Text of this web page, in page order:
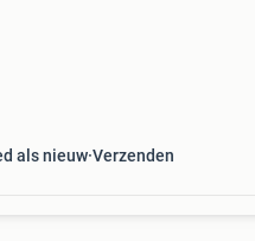
als nieuw Verzenden